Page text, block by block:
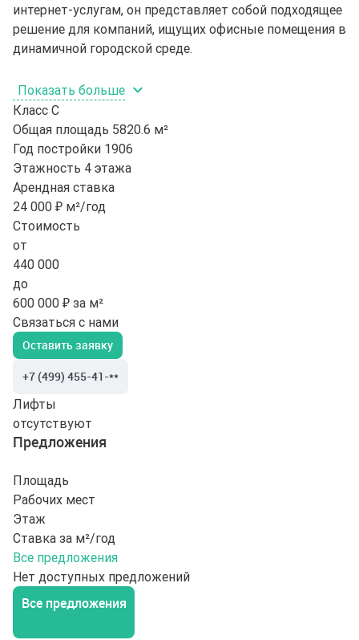
интернет-услугам, он представляет собой подходящее
решение для компаний, ищущих офисные помещения в
динамичной городской среде.
Показать больше
Класс C
Общая площадь 5820.6 м²
Год постройки 1906
Этажность 4 этажа
Арендная ставка
24 000 ₽ м²/год
Стоимость
от
440 000
до
600 000 ₽ за м²
Связаться с нами
Оставить заявку
+7 (499) 455-41-**
Лифты
отсутствуют
Предложения
Площадь
Рабочих мест
Этаж
Ставка за м²/год
Все предложения
Нет доступных предложений
Все предложения